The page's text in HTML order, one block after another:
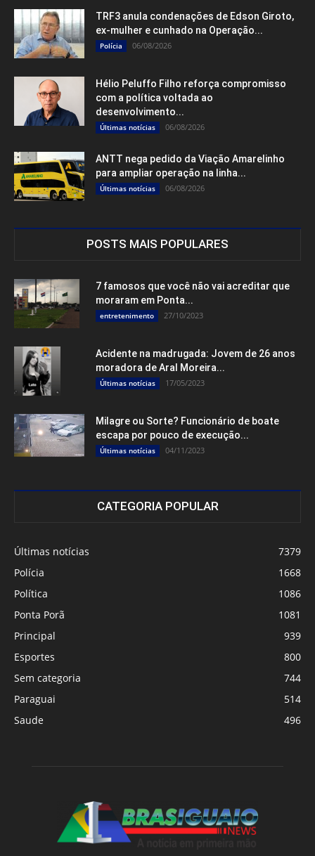
TRF3 anula condenações de Edson Giroto,
ex-mulher e cunhado na Operação...
Polícia 06/08/2026
Hélio Peluffo Filho reforça compromisso
com a política voltada ao
desenvolvimento...
Últimas notícias 06/08/2026
ANTT nega pedido da Viação Amarelinho
para ampliar operação na linha...
Últimas notícias 06/08/2026
POSTS MAIS POPULARES
7 famosos que você não vai acreditar que
moraram em Ponta...
entretenimento 27/10/2023
Acidente na madrugada: Jovem de 26 anos
moradora de Aral Moreira...
Últimas notícias 17/05/2023
Milagre ou Sorte? Funcionário de boate
escapa por pouco de execução...
Últimas notícias 04/11/2023
CATEGORIA POPULAR
Últimas notícias
7379
Polícia
1668
Política
1086
Ponta Porã
1081
Principal
939
Esportes
800
Sem categoria
744
Paraguai
514
Saude
496